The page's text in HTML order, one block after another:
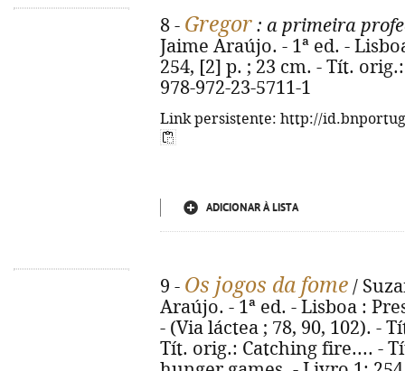
8 - Gregor : a primeira
Jaime Araújo. - 1ª ed. -
254, [2] p. ; 23 cm. - Tít.
978-972-23-5711-1
Link persistente: http://
ADICIONAR À LISTA
9 - Os jogos da fome /
Araújo. - 1ª ed. - Lisboa :
- (Via láctea ; 78, 90, 102). -
Tít. orig.: Catching fire.... -